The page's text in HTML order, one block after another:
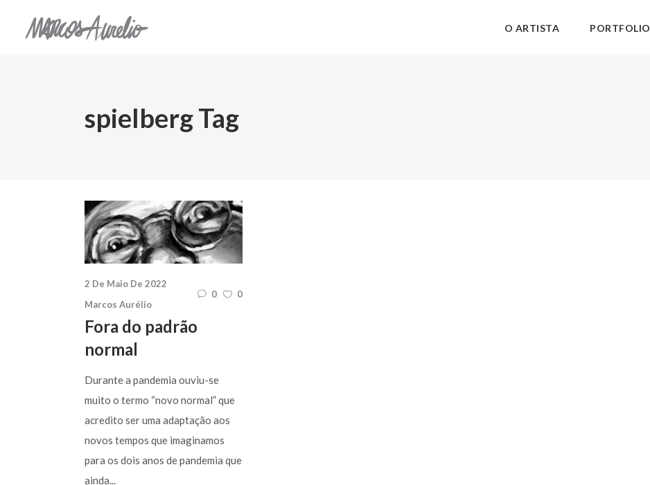
O ARTISTA PORTFOLIO
spielberg Tag
2 De Maio De 2022
Marcos Aurélio
0 0
Fora do padrão
normal
Durante a pandemia ouviu-se
muito o termo “novo normal” que
acredito ser uma adaptação aos
novos tempos que imaginamos
para os dois anos de pandemia que
ainda...